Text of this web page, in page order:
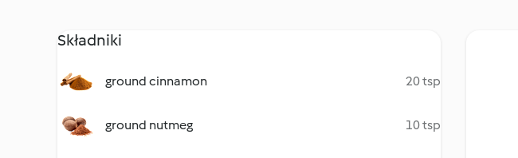
Składniki
ground cinnamon 20 tsp
ground nutmeg 10 tsp